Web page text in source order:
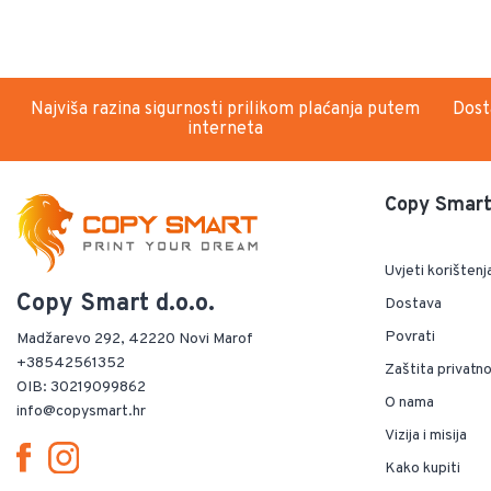
Najviša razina sigurnosti prilikom plaćanja putem
interneta
Copy Smart d.o.o.
Madžarevo 292, 42220 Novi Marof
+38542561352
OIB: 30219099862
info@copysmart.hr
Copy
Uvjeti
Dostava
Povrati
Zaštita
O nama
Vizija i misija
Kako kupiti